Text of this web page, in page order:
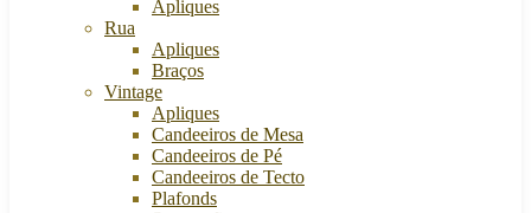
Apliques
Rua
Apliques
Braços
Vintage
Apliques
Candeeiros de Mesa
Candeeiros de Pé
Candeeiros de Tecto
Plafonds